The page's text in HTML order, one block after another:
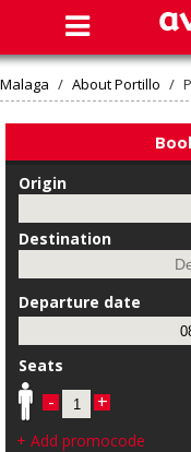
Malaga / About Portillo /
Origin
Destination
Departure date
Seats
- +
+ Add promocode